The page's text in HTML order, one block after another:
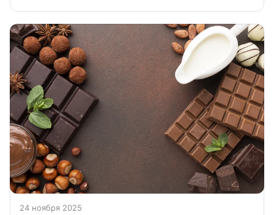
24 ноября 2025